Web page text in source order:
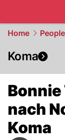
Home People
Koma
nach
Koma